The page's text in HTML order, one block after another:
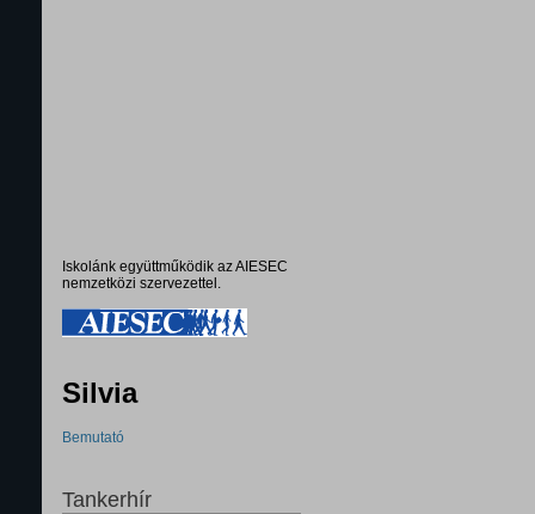
Iskolánk együttműködik az AIESEC
nemzetközi szervezettel.
Silvia
Bemutató
Tankerhír